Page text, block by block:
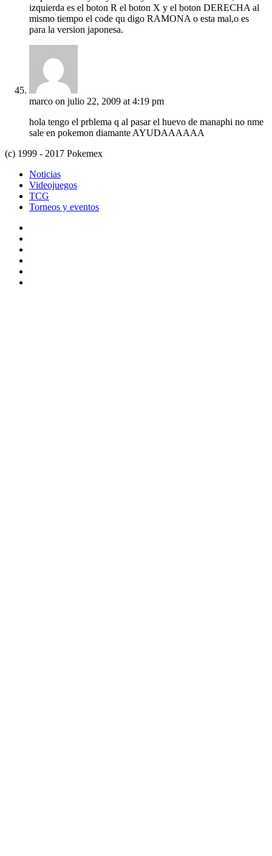
izquierda es el boton R el boton X y el boton DERECHA al
mismo tiempo el code qu digo RAMONA o esta mal,o es
para la version japonesa.
marco on julio 22, 2009 at 4:19 pm
hola tengo el prblema q al pasar el huevo de manaphi no nme
sale en pokemon diamante AYUDAAAAAA
(c) 1999 - 2017 Pokemex
Noticias
Videojuegos
TCG
Torneos y eventos